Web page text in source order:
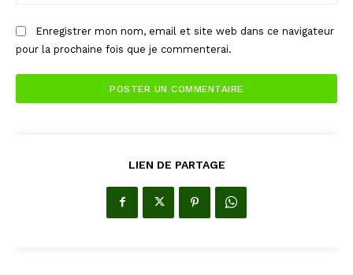
Enregistrer mon nom, email et site web dans ce navigateur
pour la prochaine fois que je commenterai.
LIEN DE PARTAGE